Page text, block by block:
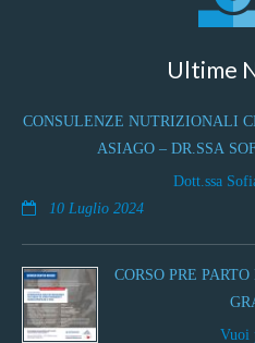
Ultime
CONSULENZE NUTRIZIONALI
ASIAGO – DR.SSA
Dott.ssa
10 Luglio 2024
CORSO PRE
Vuoi